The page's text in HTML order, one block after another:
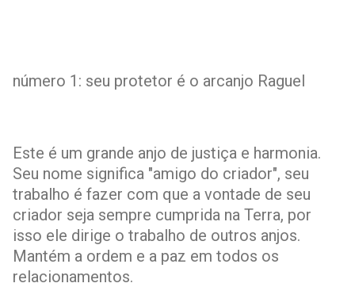
número 1: seu protetor é o arcanjo Raguel
Este é um grande anjo de justiça e harmonia.
Seu nome significa "amigo do criador", seu
trabalho é fazer com que a vontade de seu
criador seja sempre cumprida na Terra, por
isso ele dirige o trabalho de outros anjos.
Mantém a ordem e a paz em todos os
relacionamentos.